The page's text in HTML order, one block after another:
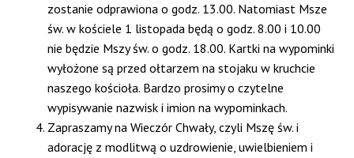
zostanie odprawiona o godz. 13.00. Natomiast Msze
św. w kościele 1 listopada będą o godz. 8.00 i 10.00
nie będzie Mszy św. o godz. 18.00. Kartki na wypominki
wyłożone są przed ołtarzem na stojaku w kruchcie
naszego kościoła. Bardzo prosimy o czytelne
wypisywanie nazwisk i imion na wypominkach.
Zapraszamy na Wieczór Chwały, czyli Mszę św. i
adorację z modlitwą o uzdrowienie, uwielbieniem i